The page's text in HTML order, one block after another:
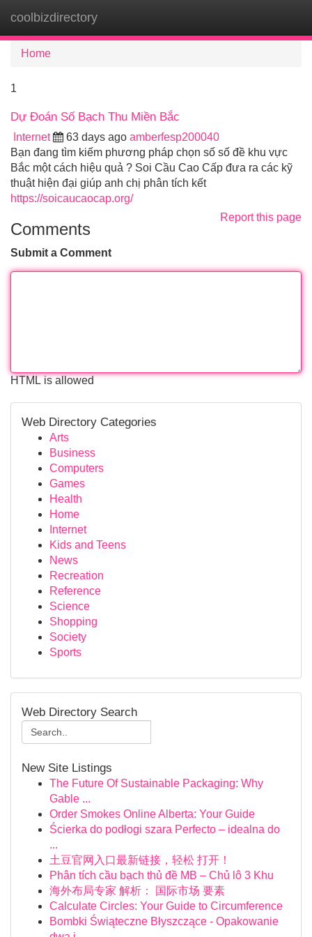
coolbizdirectory
Home
1
Dự Đoán Số Bạch Thu Miền Bắc
Internet 63 days ago amberfesp200040
Bạn đang tìm kiếm phương pháp chọn số số đề khu vực
Bắc một cách hiệu quả ? Soi Cầu Cao Cấp đưa ra các kỹ
thuật hiện đại giúp anh chị phân tích kết
https://soicaucaocap.org/
Report this page
Comments
Submit a Comment
HTML is allowed
Web Directory Categories
Arts
Business
Computers
Games
Health
Home
Internet
Kids and Teens
News
Recreation
Reference
Science
Shopping
Society
Sports
Web Directory Search
New Site Listings
The Future Of Sustainable Packaging: Why
Gable ...
Order Smokes Online Alberta: Your Guide
Ścierka do podłogi szara Perfecto – idealna do
...
土豆官网入口最新链接，轻松 打开！
Phân tích cầu bạch thủ đề MB – Chủ lô 3 Khu
海外布局专家 解析： 国际市场 要素
Calculate Circles: Your Guide to Circumference
Bombki Świąteczne Błyszczące - Opakowanie